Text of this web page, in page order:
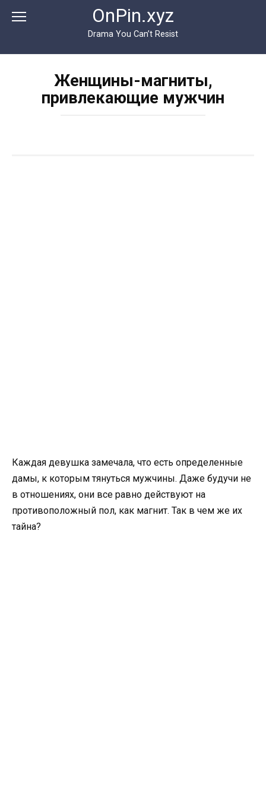
OnPin.xyz
Drama You Can’t Resist
Женщины-магниты,
привлекающие мужчин
Каждая девушка замечала, что есть определенные
дамы, к которым тянуться мужчины. Даже будучи не
в отношениях, они все равно действуют на
противоположный пол, как магнит. Так в чем же их
тайна?